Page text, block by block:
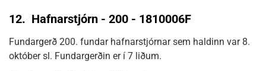
12. Hafnarstjórn - 200 - 1810006F
Fundargerð 200. fundar hafnarstjórnar sem haldinn var 8.
október sl. Fundargerðin er í 7 liðum.